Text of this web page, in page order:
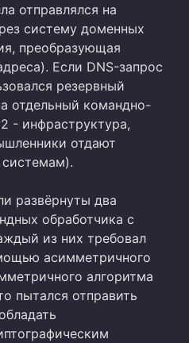
отправлялся на
систему доменных
преобразующая
Если DNS-запрос
резервный
отдельный командно-
- инфраструктура,
отдают
развёрнуты два
обработчика с
из них требовал
асимметричного
алгоритма
пытался отправить